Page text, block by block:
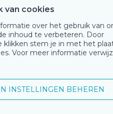
van cookies
over het gebruik van
inhoud te verbeteren. Door
klikken stem je in met het
Voor meer informatie
INSTELLINGEN BEHEREN